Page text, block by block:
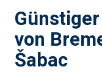
von
Šabac